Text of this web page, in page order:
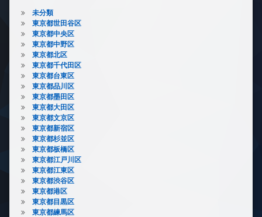
未分類
東京都世田谷区
東京都中央区
東京都中野区
東京都北区
東京都千代田区
東京都台東区
東京都品川区
東京都墨田区
東京都大田区
東京都文京区
東京都新宿区
東京都杉並区
東京都板橋区
東京都江戸川区
東京都江東区
東京都渋谷区
東京都港区
東京都目黒区
東京都練馬区